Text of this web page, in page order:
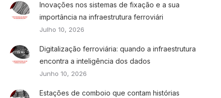
Inovações nos sistemas de fixação e a sua
importância na infraestrutura ferroviári
Julho 10, 2026
Digitalização ferroviária: quando a infraestrutura
encontra a inteligência dos dados
Junho 10, 2026
Estações de comboio que contam histórias